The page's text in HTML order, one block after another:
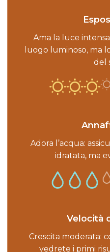
Ama la luce
luogo luminoso, ma
del
Adora l’acqua:
idratata, ma
Velocità
Crescita moderata:
vedrete i primi